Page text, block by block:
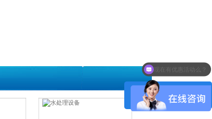
在线咨询
现在有优惠活动么？